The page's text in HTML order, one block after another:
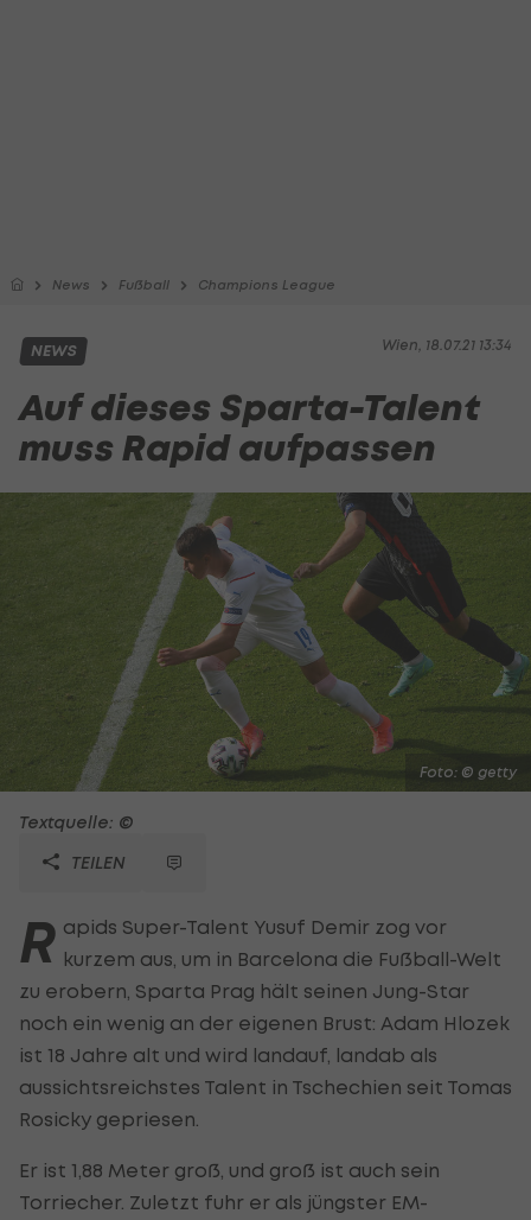
News Fußball Champions League
Wien, 18.07.21 13:34
NEWS
Auf dieses Sparta-Talent
muss Rapid aufpassen
Foto: © getty
Textquelle: ©
TEILEN
R apids Super-Talent Yusuf Demir zog vor
kurzem aus, um in Barcelona die Fußball-Welt
zu erobern, Sparta Prag hält seinen Jung-Star
noch ein wenig an der eigenen Brust: Adam Hlozek
ist 18 Jahre alt und wird landauf, landab als
aussichtsreichstes Talent in Tschechien seit Tomas
Rosicky gepriesen.
Er ist 1,88 Meter groß, und groß ist auch sein
Torriecher. Zuletzt fuhr er als jüngster EM-